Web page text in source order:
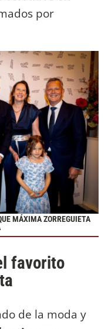
por
MÁXIMA ZORREGUIETA
favorito
de la moda y